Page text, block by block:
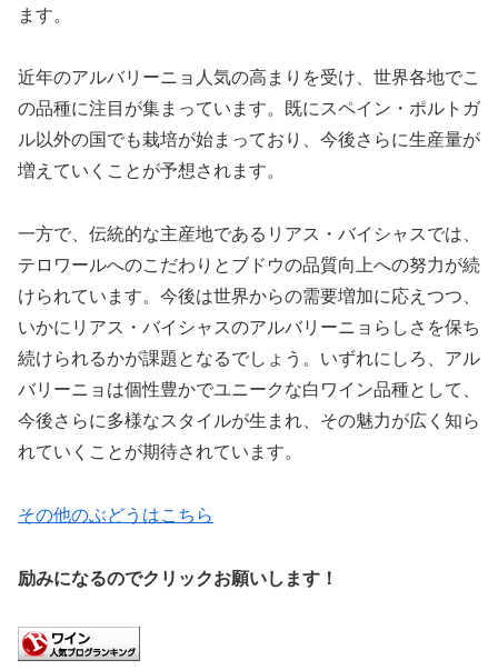
ます。
近年のアルバリーニョ人気の高まりを受け、世界各地でこ
の品種に注目が集まっています。既にスペイン・ポルトガ
ル以外の国でも栽培が始まっており、今後さらに生産量が
増えていくことが予想されます。
一方で、伝統的な主産地であるリアス・バイシャスでは、
テロワールへのこだわりとブドウの品質向上への努力が続
けられています。今後は世界からの需要増加に応えつつ、
いかにリアス・バイシャスのアルバリーニョらしさを保ち
続けられるかが課題となるでしょう。いずれにしろ、アル
バリーニョは個性豊かでユニークな白ワイン品種として、
今後さらに多様なスタイルが生まれ、その魅力が広く知ら
れていくことが期待されています。
その他のぶどうはこちら
励みになるのでクリックお願いします！